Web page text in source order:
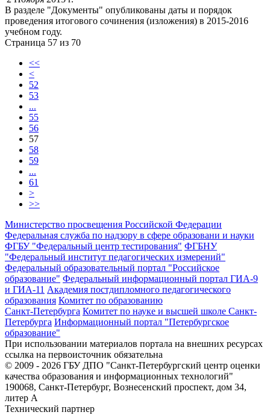
В разделе "Документы" опубликованы даты и порядок
проведения итогового сочинения (изложения) в 2015-2016
учебном году.
Страница 57 из 70
<<
<
52
53
...
55
56
57
58
59
...
61
>
>>
Министерство просвещения Российской Федерации
Федеральная служба по надзору в сфере образовани и науки
ФГБУ "Федеральный центр тестирования" ФГБНУ
"Федеральный институт педагогических измерений"
Федеральный образовательный портал "Российское
образование" Федеральный информационный портал ГИА-9
и ГИА-11 Академия постдипломного педагогического
образования Комитет по образованию
Санкт-Петербурга Комитет по науке и высшей школе Санкт-
Петербурга Информационный портал "Петербургское
образование"
При использовании материалов портала на внешних ресурсах
ссылка на первоисточник обязательна
© 2009 - 2026 ГБУ ДПО "Санкт-Петербургский центр оценки
качества образования и информационных технологий"
190068, Санкт-Петербург, Вознесенский проспект, дом 34,
литер А
Технический партнер